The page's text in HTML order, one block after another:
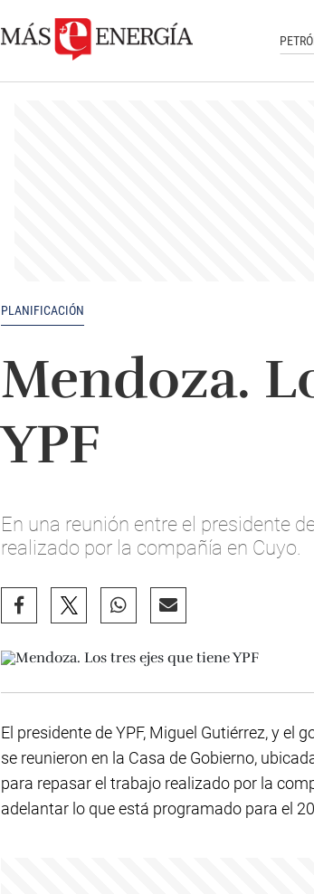
PLANIFICACIÓN
Mendoza.
YPF
En una reunión entre el presidente
realizado por la compañía en Cuyo.
El presidente de YPF, Miguel Gutiérrez, y el
se reunieron en la Casa de Gobierno,
para repasar el trabajo realizado por la
adelantar lo que está programado para el